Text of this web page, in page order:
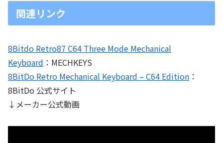
関連リンク
8Bitdo Retro87 C64 Three Mode Mechanical
Keyboard ：MECHKEYS
8BitDo Retro Mechanical Keyboard – C64 Edition ：
8BitDo 公式サイト
↓メーカー公式動画